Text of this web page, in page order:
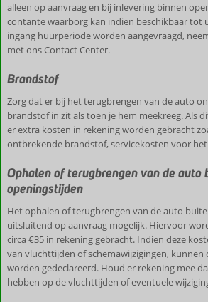
alleen op aanvraag en bij inlevering binnen
contante waarborg kan indien beschikbaar tot
ingang huurperiode worden aangevraagd,
met ons Contact Center.
Brandstof
Zorg dat er bij het terugbrengen van de auto
brandstof in zit als toen je hem meekreeg. Als
er extra kosten in rekening worden gebracht
ontbrekende brandstof, servicekosten voor
Ophalen of terugbrengen van de auto
openingstijden
Het ophalen of terugbrengen van de auto
uitsluitend op aanvraag mogelijk. Hiervoor
circa €35 in rekening gebracht. Indien deze
van vluchttijden of schemawijzigingen, kunnen
worden gedeclareerd. Houd er rekening mee
hebben op de vluchttijden of eventuele